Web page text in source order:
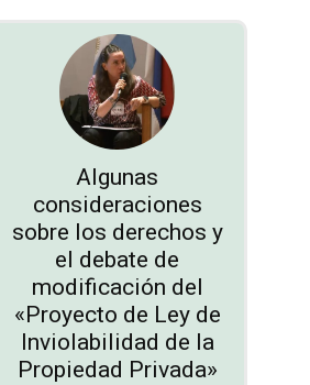
Algunas
consideraciones
sobre los derechos y
el debate de
modificación del
«Proyecto de Ley de
Inviolabilidad de la
Propiedad Privada»